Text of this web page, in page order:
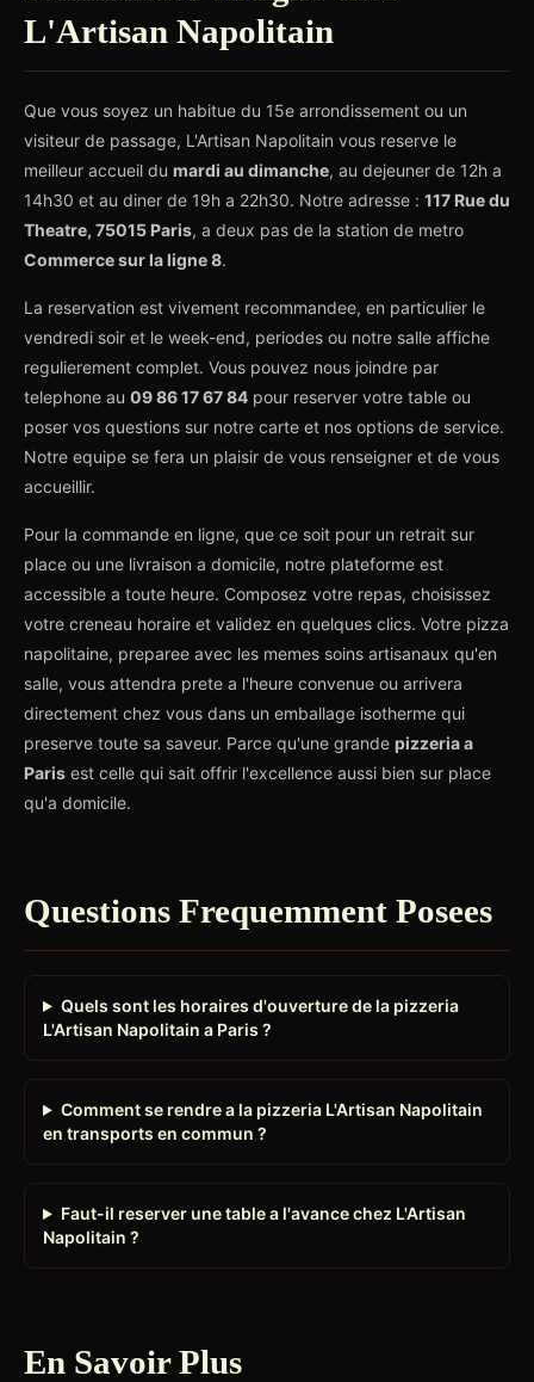
L'Artisan Napolitain
Que vous soyez un habitue du 15e arrondissement ou un
visiteur de passage, L'Artisan Napolitain vous reserve le
meilleur accueil du mardi au dimanche, au dejeuner de 12h a
14h30 et au diner de 19h a 22h30. Notre adresse : 117 Rue du
Theatre, 75015 Paris, a deux pas de la station de metro
Commerce sur la ligne 8.
La reservation est vivement recommandee, en particulier le
vendredi soir et le week-end, periodes ou notre salle affiche
regulierement complet. Vous pouvez nous joindre par
telephone au 09 86 17 67 84 pour reserver votre table ou
poser vos questions sur notre carte et nos options de service.
Notre equipe se fera un plaisir de vous renseigner et de vous
accueillir.
Pour la commande en ligne, que ce soit pour un retrait sur
place ou une livraison a domicile, notre plateforme est
accessible a toute heure. Composez votre repas, choisissez
votre creneau horaire et validez en quelques clics. Votre pizza
napolitaine, preparee avec les memes soins artisanaux qu'en
salle, vous attendra prete a l'heure convenue ou arrivera
directement chez vous dans un emballage isotherme qui
preserve toute sa saveur. Parce qu'une grande pizzeria a
Paris est celle qui sait offrir l'excellence aussi bien sur place
qu'a domicile.
Questions Frequemment Posees
Quels sont les horaires d'ouverture de la pizzeria
L'Artisan Napolitain a Paris ?
Comment se rendre a la pizzeria L'Artisan Napolitain
en transports en commun ?
Faut-il reserver une table a l'avance chez L'Artisan
Napolitain ?
En Savoir Plus